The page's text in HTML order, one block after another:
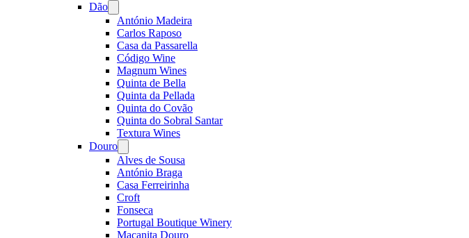
Dão
menu
António Madeira
Carlos Raposo
Casa da Passarella
Código Wine
Magnum Wines
Quinta de Bella
Quinta da Pellada
Quinta do Covão
Quinta do Sobral Santar
Textura Wines
Douro
menu
Alves de Sousa
António Braga
Casa Ferreirinha
Croft
Fonseca
Portugal Boutique Winery
Maçanita Douro